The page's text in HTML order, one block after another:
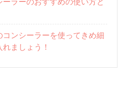
コンシーラーを使ってきめ細
ましょう！